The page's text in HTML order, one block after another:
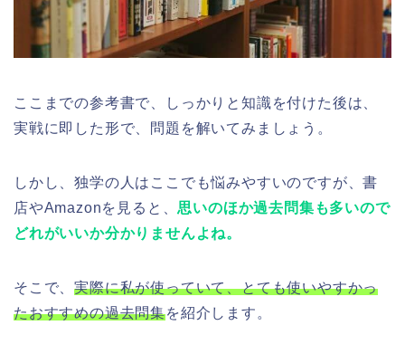
ここまでの参考書で、しっかりと知識を付けた後は、
実戦に即した形で、問題を解いてみましょう。
しかし、独学の人はここでも悩みやすいのですが、書
店やAmazonを見ると、思いのほか過去問集も多いので
どれがいいか分かりませんよね。
そこで、実際に私が使っていて、とても使いやすかっ
たおすすめの過去問集を紹介します。